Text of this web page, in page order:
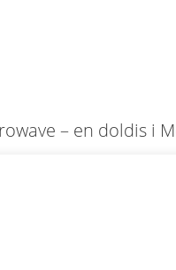
– en doldis i